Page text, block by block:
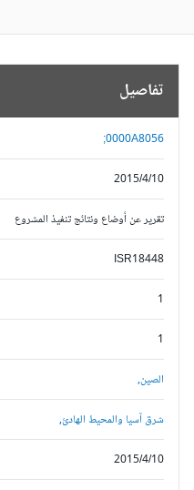
تفاصيل
0000A8056;
2015/4/10
تقرير عن أوضاع ونتائج تنفيذ المشروع
ISR18448
الصين,
شرق آسيا والمحيط الهادئ,
2015/4/10